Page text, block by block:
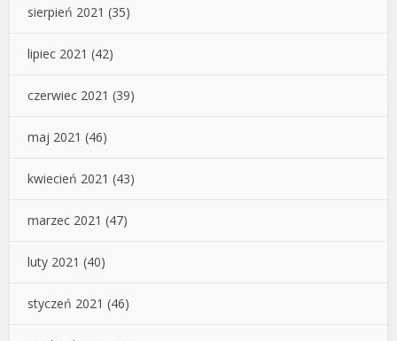
sierpień 2021 (35)
lipiec 2021 (42)
czerwiec 2021 (39)
maj 2021 (46)
kwiecień 2021 (43)
marzec 2021 (47)
luty 2021 (40)
styczeń 2021 (46)